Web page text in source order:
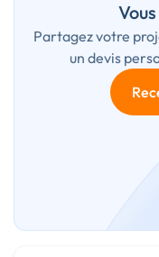
Partagez votre
un devis